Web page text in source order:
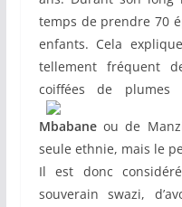
temps de prendre 70
enfants. Cela
tellement fréquent
coiffées de plumes
Mbabaneou de
seule ethnie, mais le
Il est donc
souverain swazi,